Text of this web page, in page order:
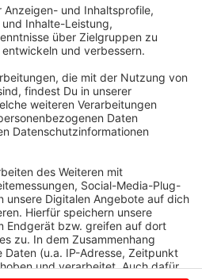
Energiewelten. „Das ist ein
Team stolz sind“,
Droste. Gleichzeitig stoße